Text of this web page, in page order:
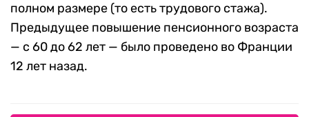
полном размере (то есть трудового стажа).
Предыдущее повышение пенсионного возраста
— с 60 до 62 лет — было проведено во Франции
12 лет назад.